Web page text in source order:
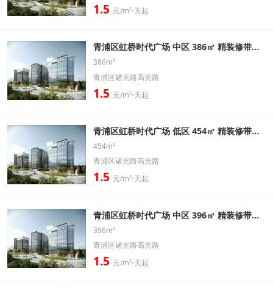
1.5 元/m²⋅天起
青浦区虹桥时代广场 中区 386㎡ 精装修带家具办公室出租信息
386m²
青浦区诸光路高光路
1.5 元/m²⋅天起
青浦区虹桥时代广场 低区 454㎡ 精装修带家具办公室出租信息
454m²
青浦区诸光路高光路
1.5 元/m²⋅天起
青浦区虹桥时代广场 中区 396㎡ 精装修带家具办公室出租信息
396m²
青浦区诸光路高光路
1.5 元/m²⋅天起